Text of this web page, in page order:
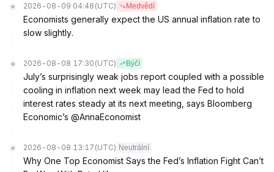
2026-08-09 04:48 (UTC) Medvědí
Economists generally expect the US annual inflation rate to
slow slightly.
2026-08-08 17:30 (UTC) Býčí
July’s surprisingly weak jobs report coupled with a possible
cooling in inflation next week may lead the Fed to hold
interest rates steady at its next meeting, says Bloomberg
Economic’s @AnnaEconomist
2026-08-08 13:17 (UTC) Neutrální
Why One Top Economist Says the Fed’s Inflation Fight Can’t